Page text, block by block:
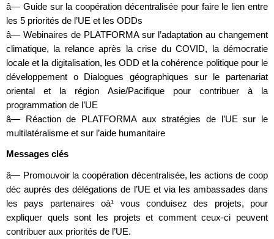
â— Guide sur la coopération décentralisée pour faire le lien entre
les 5 priorités de l’UE et les ODDs
â— Webinaires de PLATFORMA sur l’adaptation au changement
climatique, la relance après la crise du COVID, la démocratie
locale et la digitalisation, les ODD et la cohérence politique pour le
développement o Dialogues géographiques sur le partenariat
oriental et la région Asie/Pacifique pour contribuer à la
programmation de l’UE
â— Réaction de PLATFORMA aux stratégies de l’UE sur le
multilatéralisme et sur l’aide humanitaire
Messages clés
â— Promouvoir la coopération décentralisée, les actions de coop
déc auprès des délégations de l’UE et via les ambassades dans
les pays partenaires oà¹ vous conduisez des projets, pour
expliquer quels sont les projets et comment ceux-ci peuvent
contribuer aux priorités de l’UE.